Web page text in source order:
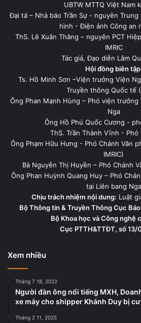
UBTW MTTQ Việt Nam
Đại tá – Nhà báo Trần Sự - nguyên
hình - Điện ảnh Công an
ThS. Lê Xuân Thăng – nguyên PCT
IMRIC
Tác giả, Đạo diễn Lâm
Hội đồng biên
Ts. Hồ Minh Sơn –Viện trưởng Viện
Truyền thông Quốc tế
Ông Phan Mạnh Hùng – Phó viện trưởng
Nga
Ông Hồ Phú Quốc Cương -
ThS. Trần Thành Vĩnh -
Ông Phạm Hữu Hưng - Phó Chánh Văn
IMRIC)
Bà Nguyễn Thị Huyền – Phó Chánh
Ông Phan Huỳnh Quang Huy – Phó
tại Liên bang Nga
Chịu trách nhiệm nội dung: Luật
Bộ Thông tin & Truyền Thông Cục
Bộ Khoa học và Công nghệ
Cục PTTH&TTĐT, số 13/
Xem nhiều
Tháng 7 18, 2022
Người đàn ông nổi tiếng MXH,
xe máy cho shipper Khánh Duy bị
Tháng 2 11, 2025